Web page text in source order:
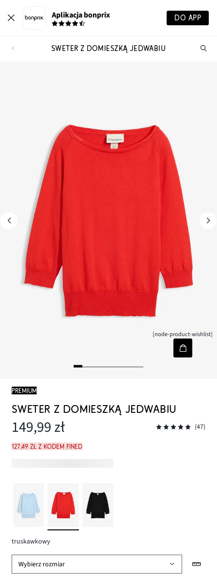
Aplikacja bonprix DO APP
SWETER Z DOMIESZKĄ JEDWABIU
[node-product-wishlist]
PREMIUM
SWETER Z DOMIESZKĄ JEDWABIU
149,99 zł (47)
127,49 zł z kodem FINED
truskawkowy
Wybierz rozmiar